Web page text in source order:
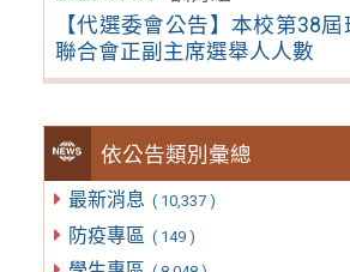
【代選委會公告】本校第38屆
聯合會正副主席選舉人人數
依公告類別彙總
最新消息 ( 10,337 )
防疫專區 ( 149 )